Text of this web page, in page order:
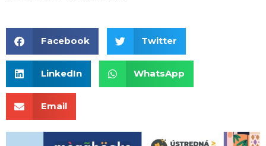
Facebook Twitter
LinkedIn WhatsApp
Email